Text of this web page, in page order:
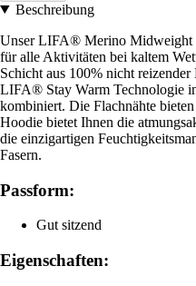
Beschreibung
Unser LIFA® Merino Midweight
für alle Aktivitäten bei kaltem
Schicht aus 100% nicht
LIFA® Stay Warm Technologie
kombiniert. Die Flachnähte
Hoodie bietet Ihnen die
die einzigartigen
Fasern.
Passform:
Gut sitzend
Eigenschaften: